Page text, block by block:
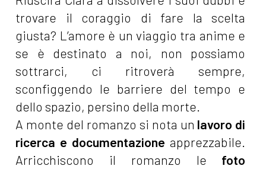
trovare il coraggio di fare la scelta
giusta? L’amore è un viaggio tra anime e
se è destinato a noi, non possiamo
sottrarci, ci ritroverà sempre,
sconfiggendo le barriere del tempo e
dello spazio, persino della morte.
A monte del romanzo si nota un lavoro di
ricerca e documentazione apprezzabile.
Arricchiscono il romanzo le foto